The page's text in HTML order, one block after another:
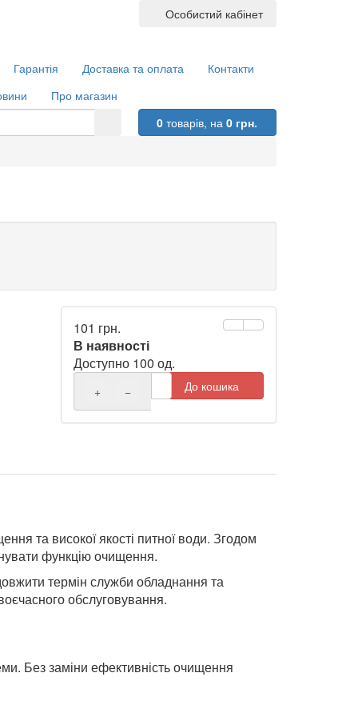
Особистий кабінет
Гарантія Доставка та оплата
Контакти
Про магазин
0 товарів, на0 грн.
101 грн.
В наявності
Доступно 100 од.
+ − До кошика
та високої якості питної води. Згодом
функцію очищення.
термін служби обладнання та
обслуговування.
Без заміни ефективність очищення